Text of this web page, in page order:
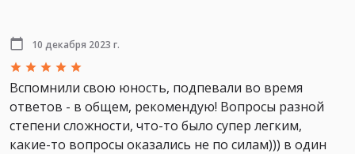
10 декабря 2023 г.
Вспомнили свою юность, подпевали во время
ответов - в общем, рекомендую! Вопросы разной
степени сложности, что-то было супер легким,
какие-то вопросы оказались не по силам))) в один